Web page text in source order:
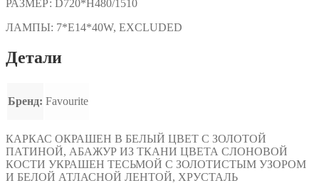
РАЗМЕР: D720*H480/1510
ЛАМПЫ: 7*E14*40W, EXCLUDED
Детали
Бренд: Favourite
КАРКАС ОКРАШЕН В БЕЛЫЙ ЦВЕТ С ЗОЛОТОЙ
ПАТИНОЙ, АБАЖУР ИЗ ТКАНИ ЦВЕТА СЛОНОВОЙ
КОСТИ УКРАШЕН ТЕСЬМОЙ С ЗОЛОТИСТЫМ УЗОРОМ
И БЕЛОЙ АТЛАСНОЙ ЛЕНТОЙ, ХРУСТАЛЬ